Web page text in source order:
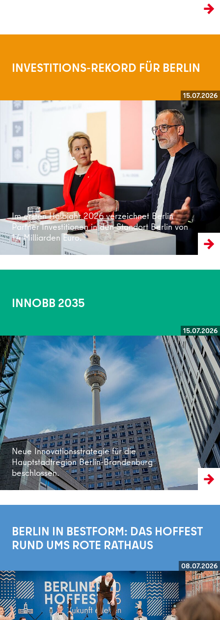
INVESTITIONS-REKORD FÜR BERLIN
15.07.2026
Im ersten Halbjahr 2026 verzeichnet Berlin
Partner Investitionen in den Standort Berlin von
1,4 Milliarden Euro.
Weiterlesen
INNOBB 2035
15.07.2026
Neue Innovationsstrategie für die
Hauptstadtregion Berlin-Brandenburg
beschlossen.
Weiterlesen
BERLIN IN BESTFORM: DAS HOFFEST
RUND UMS ROTE RATHAUS
08.07.2026
Weiterlesen